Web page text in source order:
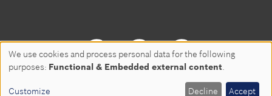
Follow us on
Use
of
We use cookies and process personal data for the following
purposes: Functional & Embedded external content.
Customize Decline Accept